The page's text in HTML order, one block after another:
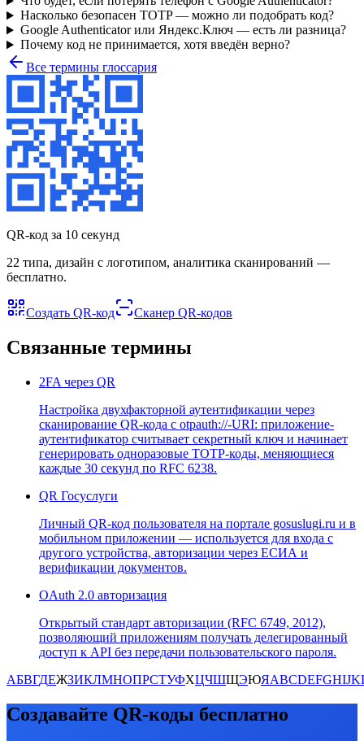
Насколько безопасен TOTP — можно ли подобрать код?
Google Authenticator или Яндекс.Ключ — есть ли разница?
Почему код не принимается, хотя введён верно?
Все термины глоссария
QR-код за 10 секунд
22 типа, дизайн с логотипом, аналитика сканирований —
бесплатно.
Создать QR-код Сканер QR-кодов
Связанные термины
2FA через QR
Настройка двухфакторной аутентификации через
сканирование QR-кода с otpauth://-URI: приложение-
аутентификатор считывает секретный ключ и начинает
генерировать одноразовые TOTP-коды, меняющиеся
каждые 30 секунд по RFC 6238.
QR Госуслуги
Личный QR-код пользователя на портале gosuslugi.ru и в
мобильном приложении — используется для входа с
другого устройства, авторизации через ЕСИА и
верификации документов.
OAuth 2.0 авторизация
Открытый стандарт авторизации (RFC 6749, 2012),
позволяющий приложениям получать делегированный
доступ к API без передачи пользовательского пароля.
АБВГДЕЖЗИКЛМНОПРСТУФХЦЧШЩЭЮЯABCDEFGHIJK
Создавайте QR-коды бесплатно